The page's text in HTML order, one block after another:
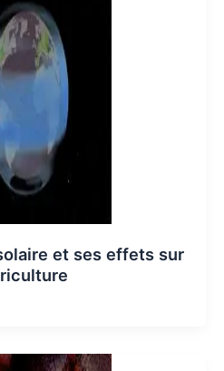
et ses effets sur